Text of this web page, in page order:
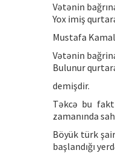
Vətənin
Yox imiş
Mustafa
Vətənin
Bulunur
demişdir.
Təkcə bu
zamanında
Böyük türk
başlandığı